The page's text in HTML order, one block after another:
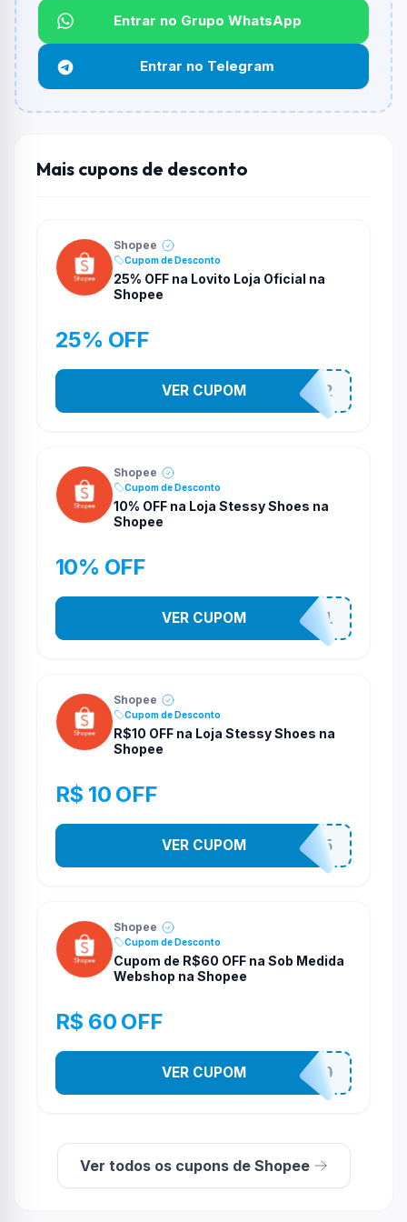
Não informado ou sem limite.
Funciona em qualquer produto?
Não necessariamente. Depende de itens participantes
e alguns vendedores ou produtos especificos podem
não aceitar cupons.
Entrar no Grupo WhatsApp
Entrar no Telegram
Mais cupons de desconto
Shopee
Cupom de Desconto
25% OFF na Lovito Loja Oficial na
Shopee
25% OFF
141525852
VER CUPOM
Shopee
Cupom de Desconto
10% OFF na Loja Stessy Shoes na
Shopee
10% OFF
STES2541
VER CUPOM
Shopee
Cupom de Desconto
R$10 OFF na Loja Stessy Shoes na
Shopee
R$ 10 OFF
STES2525
VER CUPOM
Shopee
Cupom de Desconto
Cupom de R$60 OFF na Sob Medida
Webshop na Shopee
R$ 60 OFF
SOBM60400
VER CUPOM
Ver todos os cupons de Shopee